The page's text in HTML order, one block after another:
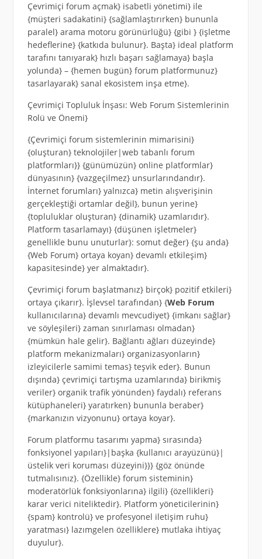
Çevrimiçi forum açmak} isabetli yönetimi} ile
{müşteri sadakatini} {sağlamlaştırırken} bununla
paralel} arama motoru görünürlüğü} {gibi } {işletme
hedeflerine} {katkıda bulunur}. Başta} ideal platform
tarafını tanıyarak} hızlı başarı sağlamaya} başla
yolunda} – {hemen bugün} forum platformunuz}
tasarlayarak} sanal ekosistem inşa etme}.
Çevrimiçi Topluluk İnşası: Web Forum Sistemlerinin
Rolü ve Önemi}
{Çevrimiçi forum sistemlerinin mimarisini}
{oluşturan} teknolojiler|web tabanlı forum
platformları}} {günümüzün} online platformlar}
dünyasının} {vazgeçilmez} unsurlarındandır}.
İnternet forumları} yalnızca} metin alışverişinin
gerçekleştiği ortamlar değil}, bunun yerine}
{topluluklar oluşturan} {dinamik} uzamlarıdır}.
Platform tasarlamayı} {düşünen işletmeler}
genellikle bunu unuturlar}: somut değer} {şu anda}
{Web Forum} ortaya koyan} devamlı etkileşim}
kapasitesinde} yer almaktadır}.
Çevrimiçi forum başlatmanız} birçok} pozitif etkileri}
ortaya çıkarır}. İşlevsel tarafından} {Web Forum
kullanıcılarına} devamlı mevcudiyet} {imkanı sağlar}
ve söyleşileri} zaman sınırlaması olmadan}
{mümkün hale gelir}. Bağlantı ağları düzeyinde}
platform mekanizmaları} organizasyonların}
izleyicilerle samimi temas} teşvik eder}. Bunun
dışında} çevrimiçi tartışma uzamlarında} birikmiş
veriler} organik trafik yönünden} faydalı} referans
kütüphaneleri} yaratırken} bununla beraber}
{markanızın vizyonunu} ortaya koyar}.
Forum platformu tasarımı yapma} sırasında}
fonksiyonel yapıları}|başka {kullanıcı arayüzünü}|
üstelik veri koruması düzeyini}}} {göz önünde
tutmalısınız}. {Özellikle} forum sisteminin}
moderatörlük fonksiyonlarına} ilgili} {özellikleri}
karar verici niteliktedir}. Platform yöneticilerinin}
{spam} kontrolü} ve profesyonel iletişim ruhu}
yaratması} lazımgelen özelliklere} mutlaka ihtiyaç
duyulur}.